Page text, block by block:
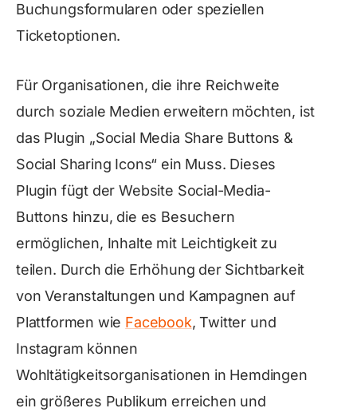
Buchungsformularen oder speziellen
Ticketoptionen.
Für Organisationen, die ihre Reichweite
durch soziale Medien erweitern möchten, ist
das Plugin „Social Media Share Buttons &
Social Sharing Icons“ ein Muss. Dieses
Plugin fügt der Website Social-Media-
Buttons hinzu, die es Besuchern
ermöglichen, Inhalte mit Leichtigkeit zu
teilen. Durch die Erhöhung der Sichtbarkeit
von Veranstaltungen und Kampagnen auf
Plattformen wie Facebook, Twitter und
Instagram können
Wohltätigkeitsorganisationen in Hemdingen
ein größeres Publikum erreichen und